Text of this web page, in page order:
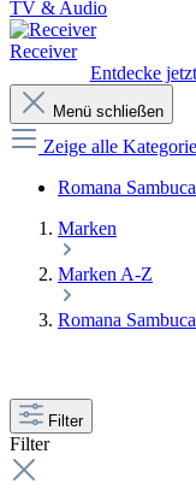
TV & Audio
Receiver
Entdecke
Menü schließen
Zeige alle
Romana
Marken
Marken A-Z
Romana Sambuca
Filter
Filter